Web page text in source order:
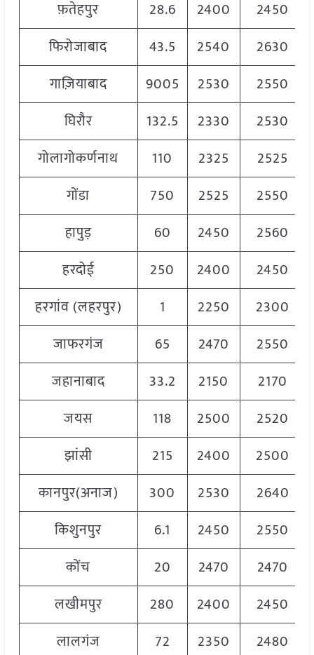
फ़तेहपुर 28.6 2400
2450
फिरोजाबाद
43.5 2540
2630
गाज़ियाबाद
9005 2530 2550
घिरौर
132.5 2330
2530
गोलागोकर्णनाथ
110 2325
2525
गोंडा
750 2525 2550
हापुड़
60 2450 2560
हरदोई
250 2400
2450
हरगांव (लहरपुर)
1 2250
2300
जाफरगंज
65 2470
2550
जहानाबाद
33.2 2150
2170
जयस
118 2500
2520
झांसी
215 2400
2500
कानपुर(अनाज)
300 2530 2640
किशुनपुर
6.1 2450 2550
कोंच
20 2470
2470
लखीमपुर
280 2400
2450
लालगंज
72 2350 2480